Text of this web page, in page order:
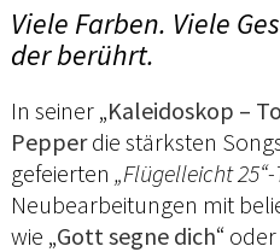
Viele Farben. Viele
der berührt.
In seiner „Kaleidoskop –
Pepperdie stärksten
gefeierten „Flügelleicht
Neubearbeitungen mit
wie „Gott segne dich“ oder